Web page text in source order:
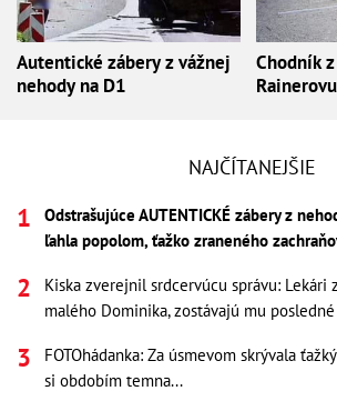
Autentické zábery z vážnej
nehody na D1
Chodník
NAJČÍTANEJŠIE
Odstrašujúce AUTENTICKÉ zábery z
ľahla popolom, ťažko zraneného
Kiska zverejnil srdcervúcu správu: Lekári
malého Dominika, zostávajú mu
FOTOhádanka: Za úsmevom skrývala
si obdobím temna...